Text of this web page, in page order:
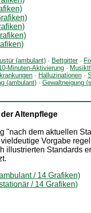
(ambulant) · Bettgitter·
Minuten-Aktivierung ·
· Halluzinationen ·
(ambulant) · Gewaltneigung
Altenpflege
"nach dem aktuellen
Vorgabe
illustrierten Standards
/ 14 Grafiken)
/ 14 Grafiken)